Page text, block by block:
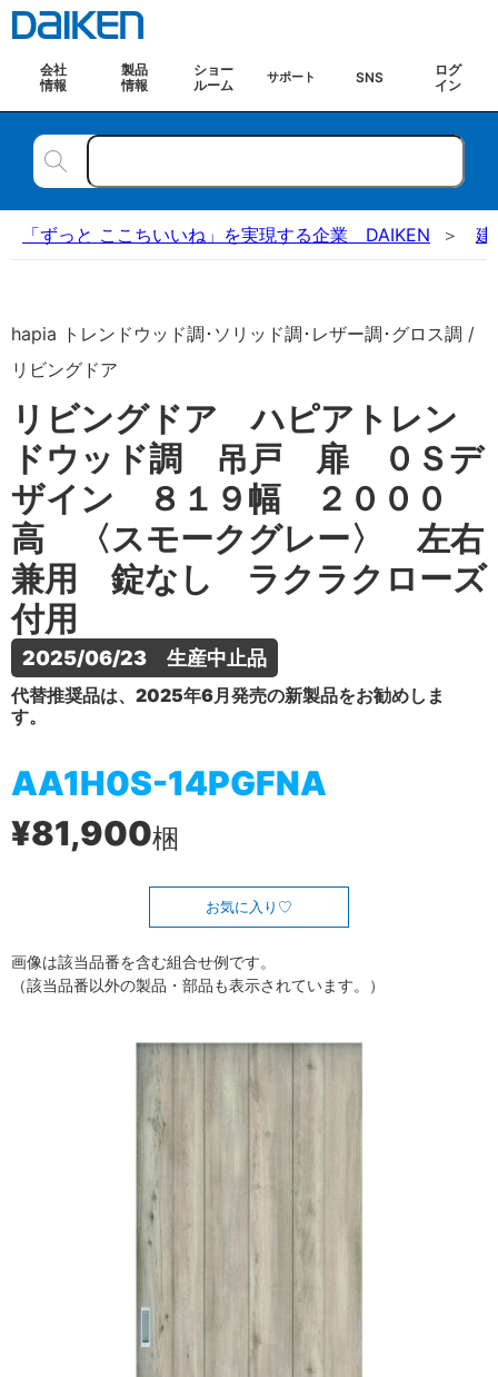
会社
情報
製品
情報
ショー
ルーム
サポート SNS
ログ
イン
「ずっと ここちいいね」を実現する企業 DAIKEN 建
hapia トレンドウッド調･ソリッド調･レザー調･グロス調 /
リビングドア
リビングドア ハピアトレン
ドウッド調 吊戸 扉 ０Ｓデ
ザイン ８１９幅 ２０００
高 〈スモークグレー〉 左右
兼用 錠なし ラクラクローズ
付用
2025/06/23　生産中止品
代替推奨品は、2025年6月発売の新製品をお勧めしま
す。
AA1H0S-14PGFNA
¥81,900梱
お気に入り
画像は該当品番を含む組合せ例です。
（該当品番以外の製品・部品も表示されています。）